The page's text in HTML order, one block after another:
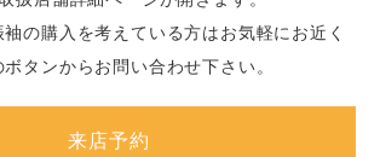
の購入を考えている方はお気軽にお近く
タンからお問い合わせ下さい。
来店予約